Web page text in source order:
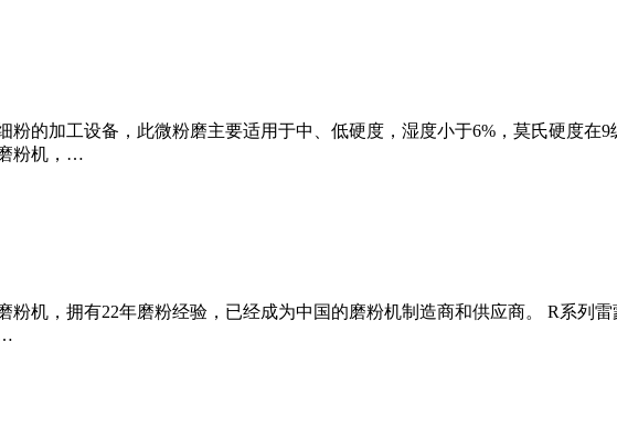
粉的加工设备，此微粉磨主要适用于中、低硬度，湿度小于6%，莫氏硬度
粉机，…
粉机，拥有22年磨粉经验，已经成为中国的磨粉机制造商和供应商。 R系列